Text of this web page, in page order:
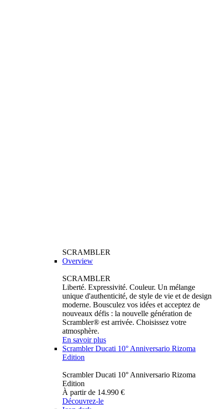
SCRAMBLER
Overview
SCRAMBLER
Liberté. Expressivité. Couleur. Un mélange
unique d'authenticité, de style de vie et de design
moderne. Bousculez vos idées et acceptez de
nouveaux défis : la nouvelle génération de
Scrambler® est arrivée. Choisissez votre
atmosphère.
En savoir plus
Scrambler Ducati 10° Anniversario Rizoma
Edition
Scrambler Ducati 10° Anniversario Rizoma
Edition
À partir de 14.990 €
Découvrez-le